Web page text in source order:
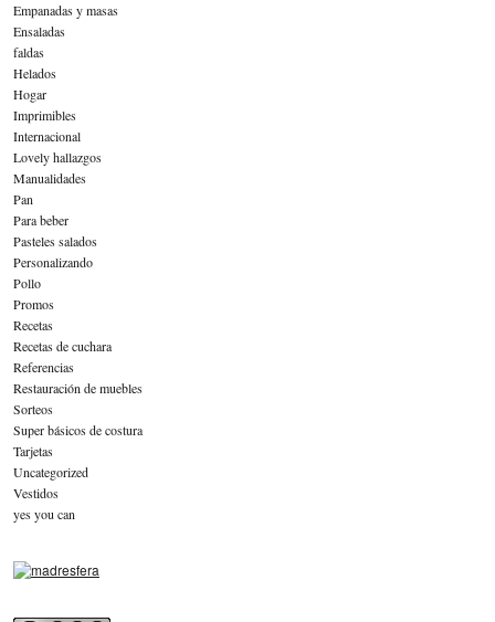
Empanadas y masas
Ensaladas
faldas
Helados
Hogar
Imprimibles
Internacional
Lovely hallazgos
Manualidades
Pan
Para beber
Pasteles salados
Personalizando
Pollo
Promos
Recetas
Recetas de cuchara
Referencias
Restauración de muebles
Sorteos
Super básicos de costura
Tarjetas
Uncategorized
Vestidos
yes you can